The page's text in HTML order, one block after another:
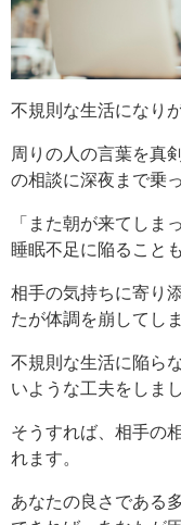
不規則な生活になり
周りの人の言葉を真
の相談に深夜まで乗
「また朝が来てしま
睡眠不足に陥ること
相手の気持ちに寄り
たが体調を崩してし
不規則な生活に陥ら
いような工夫をしま
そうすれば、相手の
れます。
あなたの良さである